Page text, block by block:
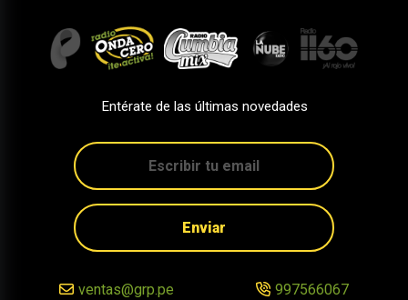
Entérate de las últimas novedades
Enviar
ventas@grp.pe 997566067